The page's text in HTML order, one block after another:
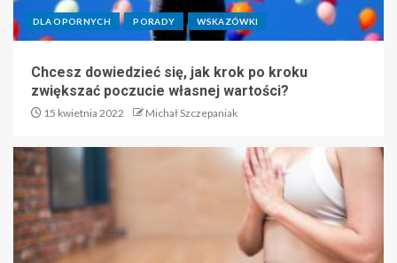
DLA OPORNYCH PORADY WSKAZÓWKI
Chcesz dowiedzieć się, jak krok po kroku
zwiększać poczucie własnej wartości?
15 kwietnia 2022 Michał Szczepaniak